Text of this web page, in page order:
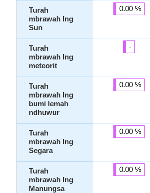
Turah
mbrawah Ing
Sun
Turah
mbrawah Ing
meteorit
Turah
mbrawah Ing
bumi lemah
ndhuwur
Turah
mbrawah Ing
Segara
Turah
mbrawah Ing
Manungsa
0.00 %
-
0.00 %
0.00 %
0.00 %